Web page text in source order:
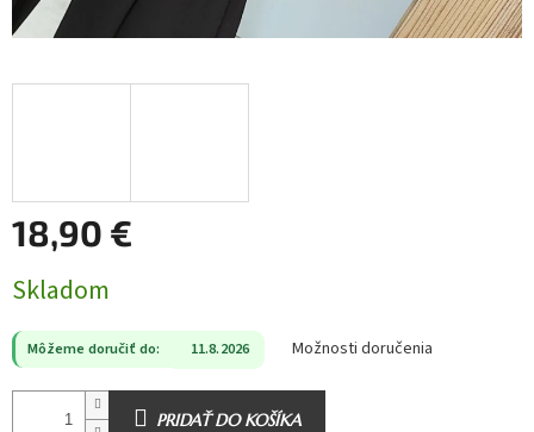
18,90 €
cena:
Skladom
Môžeme doručiť do: 11.8.2026 Možnosti doručenia
PRIDAŤ DO KOŠÍKA